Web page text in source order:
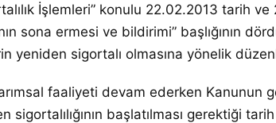
İşlemleri” konulu 22.02.2013 tarih
sona ermesi ve bildirimi” başlığının
yeniden sigortalı olmasına yönelik
faaliyeti devam ederken Kanunun
sigortalılığının başlatılması gerektiği